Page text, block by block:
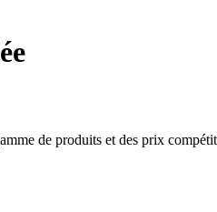
de produits et des prix